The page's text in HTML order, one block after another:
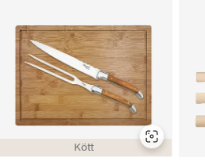
Kött